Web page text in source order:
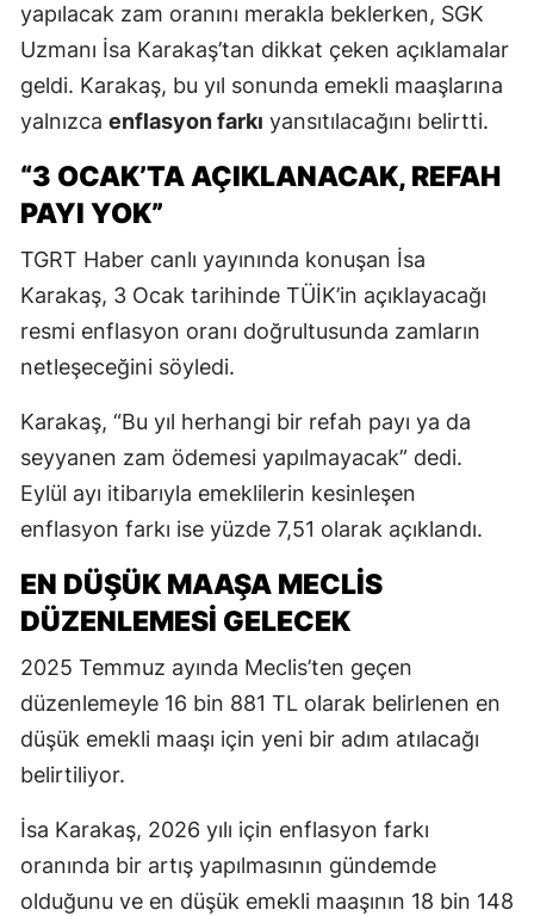
yapılacak zam oranını merakla beklerken, SGK
Uzmanı İsa Karakaş’tan dikkat çeken açıklamalar
geldi. Karakaş, bu yıl sonunda emekli maaşlarına
yalnızca enflasyon farkı yansıtılacağını belirtti.
“3 OCAK’TA AÇIKLANACAK, REFAH
PAYI YOK”
TGRT Haber canlı yayınında konuşan İsa
Karakaş, 3 Ocak tarihinde TÜİK’in açıklayacağı
resmi enflasyon oranı doğrultusunda zamların
netleşeceğini söyledi.
Karakaş, “Bu yıl herhangi bir refah payı ya da
seyyanen zam ödemesi yapılmayacak” dedi.
Eylül ayı itibarıyla emeklilerin kesinleşen
enflasyon farkı ise yüzde 7,51 olarak açıklandı.
EN DÜŞÜK MAAŞA MECLİS
DÜZENLEMESİ GELECEK
2025 Temmuz ayında Meclis’ten geçen
düzenlemeyle 16 bin 881 TL olarak belirlenen en
düşük emekli maaşı için yeni bir adım atılacağı
belirtiliyor.
İsa Karakaş, 2026 yılı için enflasyon farkı
oranında bir artış yapılmasının gündemde
olduğunu ve en düşük emekli maaşının 18 bin 148